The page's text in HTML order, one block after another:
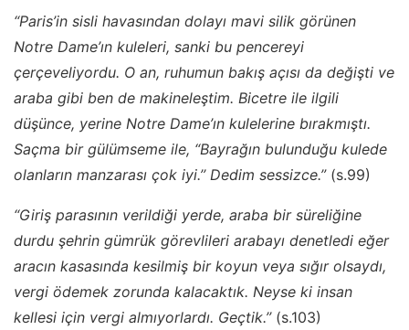
“Paris’in sisli havasından dolayı mavi silik görünen
Notre Dame’ın kuleleri, sanki bu pencereyi
çerçeveliyordu. O an, ruhumun bakış açısı da değişti ve
araba gibi ben de makineleştim. Bicetre ile ilgili
düşünce, yerine Notre Dame’ın kulelerine bırakmıştı.
Saçma bir gülümseme ile, “Bayrağın bulunduğu kulede
olanların manzarası çok iyi.’’ Dedim sessizce.”(s.99)
“Giriş parasının verildiği yerde, araba bir süreliğine
durdu şehrin gümrük görevlileri arabayı denetledi eğer
aracın kasasında kesilmiş bir koyun veya sığır olsaydı,
vergi ödemek zorunda kalacaktık. Neyse ki insan
kellesi için vergi almıyorlardı. Geçtik.’’(s.103)